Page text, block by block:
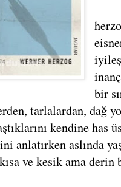
bir
tarlalardan, dağ
kendine has
anlatırken aslında
ve kesik ama